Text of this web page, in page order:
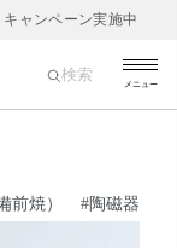
ャンペーン実施中
メニュー
検索
前焼） #陶磁器